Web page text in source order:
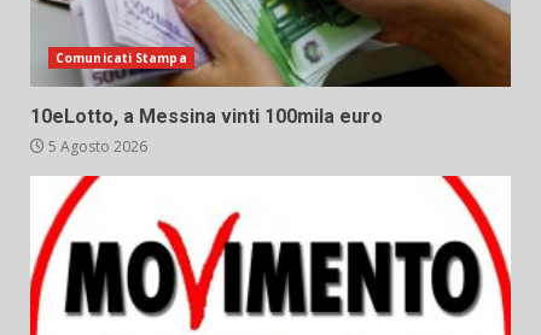
Comunicati Stampa
10eLotto, a Messina vinti 100mila euro
5 Agosto 2026